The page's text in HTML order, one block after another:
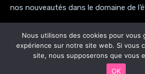
nos nouveautés dans le domaine de
REJOINDRE NOTRE
Nous utilisons des cookies pour vous
expérience sur notre site web. Si vous
site, nous supposerons que vous
OK